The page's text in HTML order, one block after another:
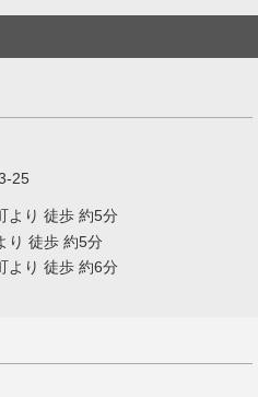
25
より 徒歩 約5分
り 徒歩 約5分
より 徒歩 約6分